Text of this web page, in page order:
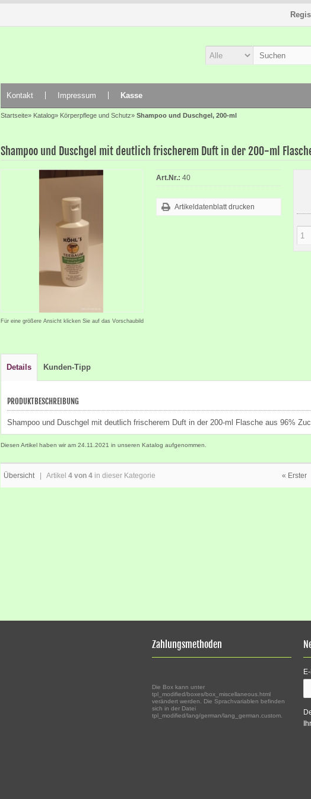
Kontakt Impressum Kasse
Startseite» Katalog» Körperpflege und Schutz» Shampoo und Duschgel, 200-ml
Shampoo und Duschgel mit deutlich frischerem Duft in der 200-ml
Für eine größere Ansicht klicken Sie auf das Vorschaubild
Art.Nr.: 40
Artikeldatenblatt drucken
Details Kunden-Tipp
PRODUKTBESCHREIBUNG
Shampoo und Duschgel mit deutlich frischerem Duft in der 200-ml Flasche aus 96%
Diesen Artikel haben wir am 24.11.2021 in unseren Katalog aufgenommen.
Übersicht| Artikel 4 von 4 in dieser Kategorie « Erster
Zahlungsmethoden
Die Box kann unter
tpl_modified/boxes/box_miscellaneous.html
verändert werden. Die Sprachvariablen befinden
sich in der Datei
tpl_modified/lang/german/lang_german.custom.